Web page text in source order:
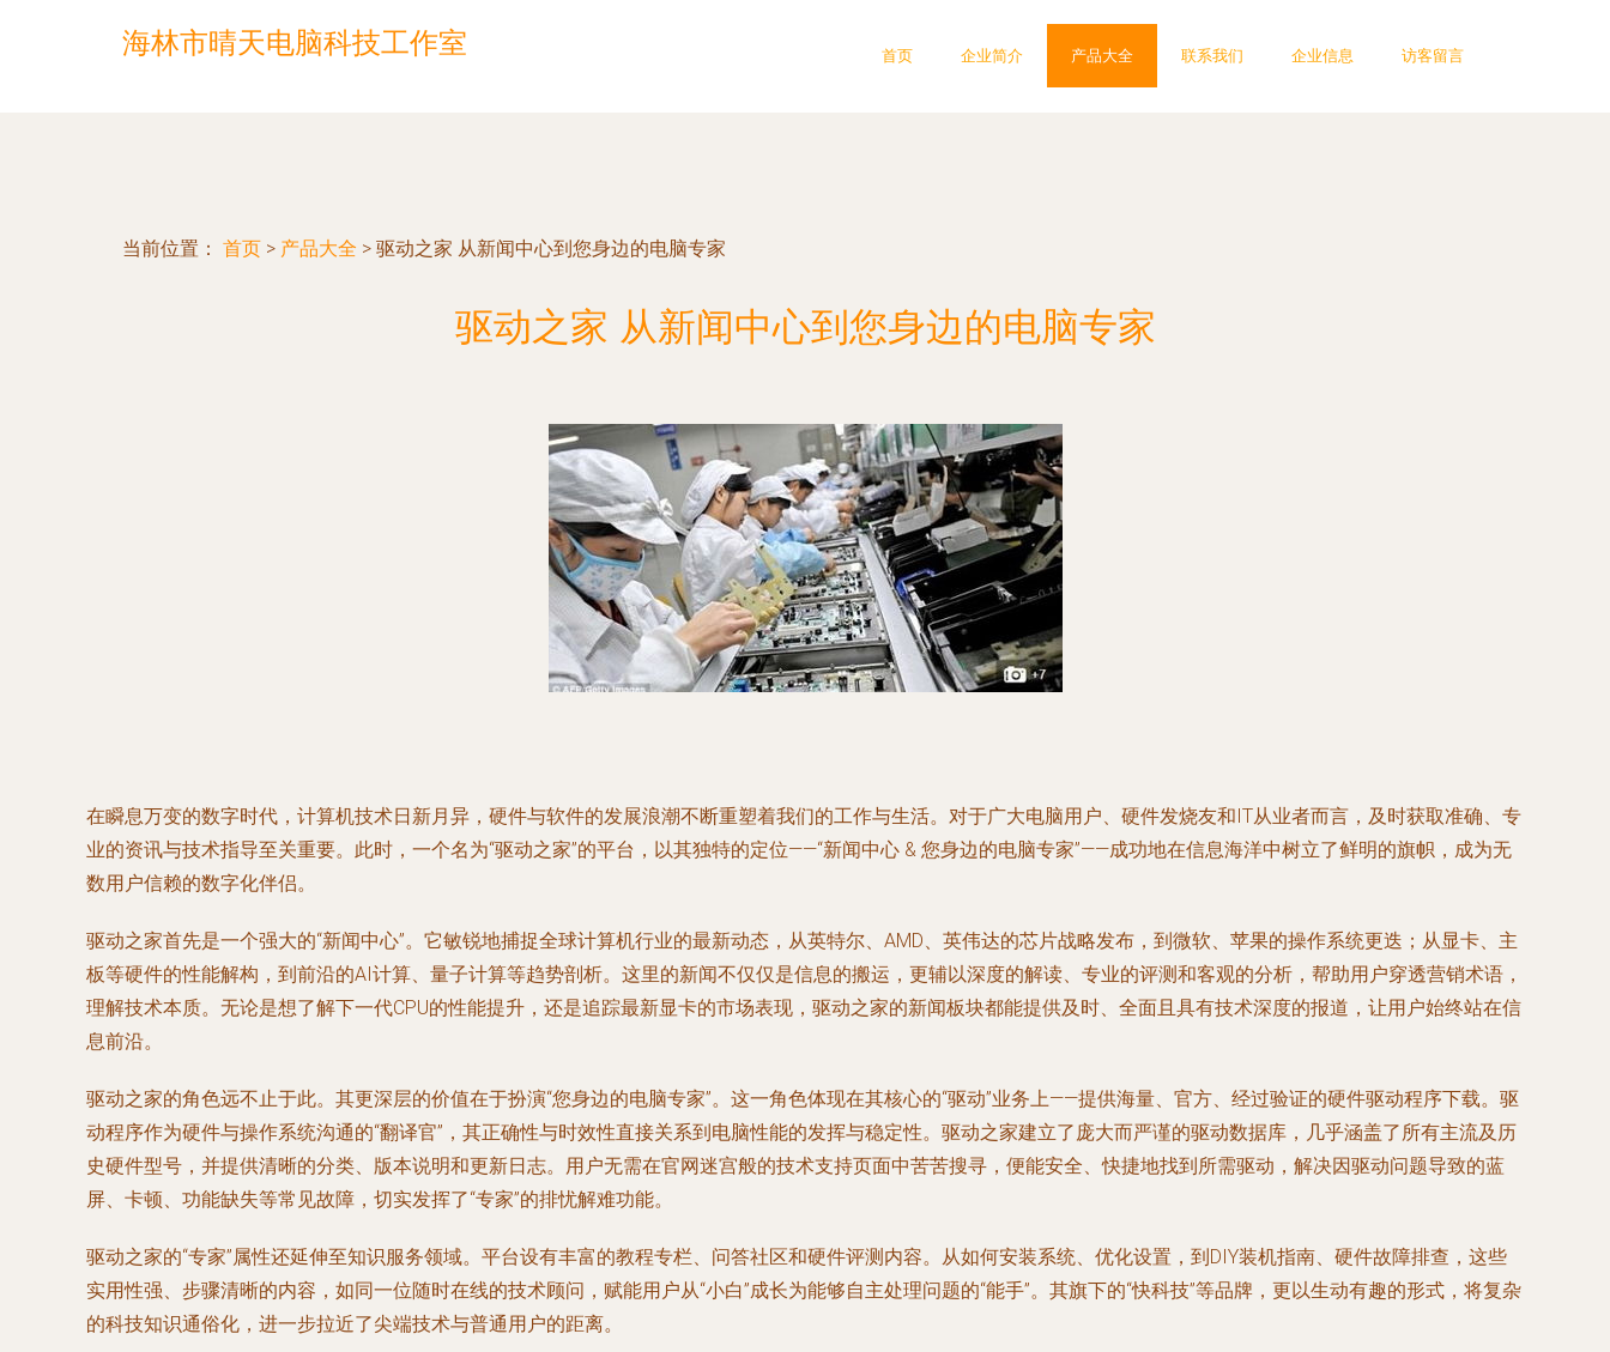
海林市晴天电脑科技工作室 首页 企业简介 产品大全 联系我们 企业信息 访客留言
当前位置： 首页 > 产品大全 > 驱动之家 从新闻中心到您身边的电脑专家
驱动之家 从新闻中心到您身边的电脑专家
在瞬息万变的数字时代，计算机技术日新月异，硬件与软件的发展浪潮不断重塑着我们的工作与生活。对于广大电脑用户、硬件发烧友和IT从业者而言，及时获取准确、专
业的资讯与技术指导至关重要。此时，一个名为“驱动之家”的平台，以其独特的定位——“新闻中心 & 您身边的电脑专家”——成功地在信息海洋中树立了鲜明的旗帜，成为无
数用户信赖的数字化伴侣。
驱动之家首先是一个强大的“新闻中心”。它敏锐地捕捉全球计算机行业的最新动态，从英特尔、AMD、英伟达的芯片战略发布，到微软、苹果的操作系统更迭；从显卡、主
板等硬件的性能解构，到前沿的AI计算、量子计算等趋势剖析。这里的新闻不仅仅是信息的搬运，更辅以深度的解读、专业的评测和客观的分析，帮助用户穿透营销术语，
理解技术本质。无论是想了解下一代CPU的性能提升，还是追踪最新显卡的市场表现，驱动之家的新闻板块都能提供及时、全面且具有技术深度的报道，让用户始终站在信
息前沿。
驱动之家的角色远不止于此。其更深层的价值在于扮演“您身边的电脑专家”。这一角色体现在其核心的“驱动”业务上——提供海量、官方、经过验证的硬件驱动程序下载。驱
动程序作为硬件与操作系统沟通的“翻译官”，其正确性与时效性直接关系到电脑性能的发挥与稳定性。驱动之家建立了庞大而严谨的驱动数据库，几乎涵盖了所有主流及历
史硬件型号，并提供清晰的分类、版本说明和更新日志。用户无需在官网迷宫般的技术支持页面中苦苦搜寻，便能安全、快捷地找到所需驱动，解决因驱动问题导致的蓝
屏、卡顿、功能缺失等常见故障，切实发挥了“专家”的排忧解难功能。
驱动之家的“专家”属性还延伸至知识服务领域。平台设有丰富的教程专栏、问答社区和硬件评测内容。从如何安装系统、优化设置，到DIY装机指南、硬件故障排查，这些
实用性强、步骤清晰的内容，如同一位随时在线的技术顾问，赋能用户从“小白”成长为能够自主处理问题的“能手”。其旗下的“快科技”等品牌，更以生动有趣的形式，将复杂
的科技知识通俗化，进一步拉近了尖端技术与普通用户的距离。